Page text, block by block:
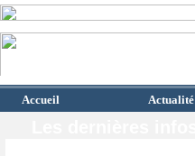
Accueil Actualité